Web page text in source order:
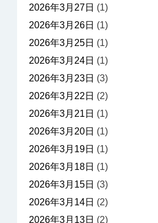
2026年3月27日 (1)
2026年3月26日 (1)
2026年3月25日 (1)
2026年3月24日 (1)
2026年3月23日 (3)
2026年3月22日 (2)
2026年3月21日 (1)
2026年3月20日 (1)
2026年3月19日 (1)
2026年3月18日 (1)
2026年3月15日 (3)
2026年3月14日 (2)
2026年3月13日 (2)